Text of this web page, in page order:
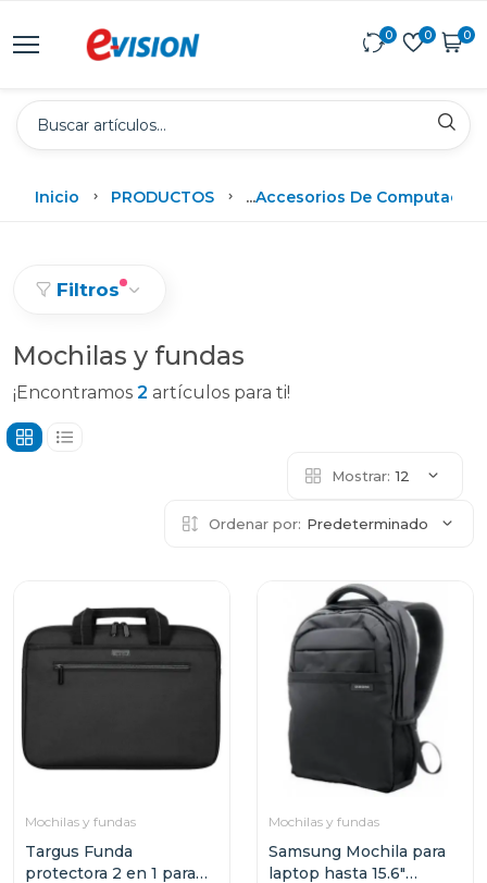
0 0 0
Inicio PRODUCTOS ...Accesorios De
Filtros
Mochilas y fundas
¡Encontramos 2 artículos para ti!
Mostrar: 12
Ordenar por: Predeterminado
Mochilas y fundas
Targus Funda
protectora 2 en 1 para
Mochilas y fundas
Samsung Mochila para
laptop hasta 15.6"